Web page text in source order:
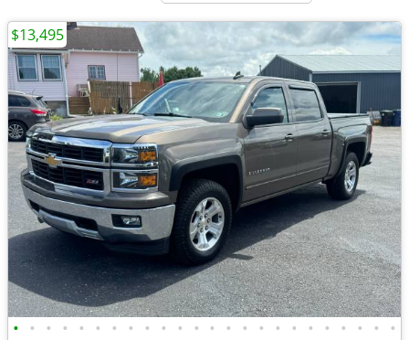
• • • • • • • • • • • • • • • • • • • • • • • •
$13,495